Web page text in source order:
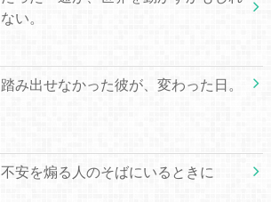
ない。
踏み出せなかった彼が、変わった日。
不安を煽る人のそばにいるときに